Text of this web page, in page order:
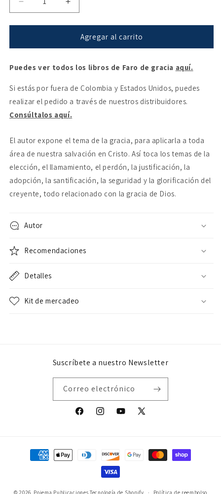
Reducir
cantidad
para
reino
la
Aumentar
cantidad
para
reino
la
Agregar al carrito
Puedes ver todos los libros de Faro de gracia aquí.
Si estás por fuera de Colombia y Estados Unidos, puedes
realizar el pedido a través de nuestros distribuidores.
Consúltalos aquí.
El autor expone el tema de la gracia, para aplicarla a toda
área de nuestra salvación en Cristo. Así toca los temas de la
elección, el llamamiento, el perdón, la justificación, la
adopción, la santificación, la seguridad y la glorificación del
creyente, todo relacionado con la gracia de Dios.
Autor
Recomendaciones
Detalles
Kit de mercadeo
Suscríbete a nuestro Newsletter
Correo electrónico
FacebookInstagramYouTube
X
Formas
© 2026, Poiema Publicaciones Tecnología de Shopify Política de reembolso